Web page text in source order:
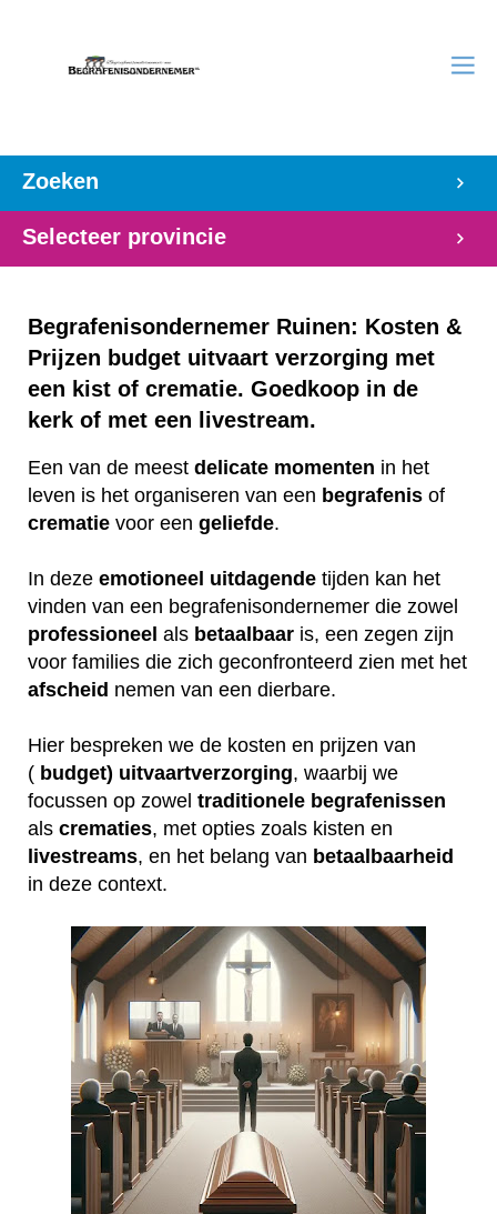
Zoeken
Selecteer provincie
Begrafenisondernemer Ruinen: Kosten &
Prijzen budget uitvaart verzorging met
een kist of crematie. Goedkoop in de
kerk of met een livestream.
Een van de meest delicate momenten in het
leven is het organiseren van een begrafenis of
crematie voor een geliefde.
In deze emotioneel uitdagende tijden kan het
vinden van een begrafenisondernemer die zowel
professioneel als betaalbaar is, een zegen zijn
voor families die zich geconfronteerd zien met het
afscheid nemen van een dierbare.
Hier bespreken we de kosten en prijzen van
( budget) uitvaartverzorging, waarbij we
focussen op zowel traditionele begrafenissen
als crematies, met opties zoals kisten en
livestreams, en het belang van betaalbaarheid
in deze context.